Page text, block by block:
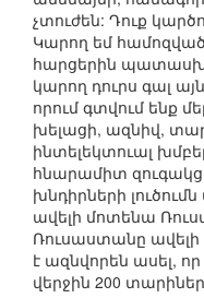
չտուժեն: Դուք
Կարող եմ
հարցերին
կարող դուրս գալ
որում գտվում ենք
խելացի, ազնիվ,
ինտելեկտուալ
հնարամիտ
խնդիրների
ավելի մոտենա
Ռուսաստանը
է ազնվորեն ասել,
վերջին 200